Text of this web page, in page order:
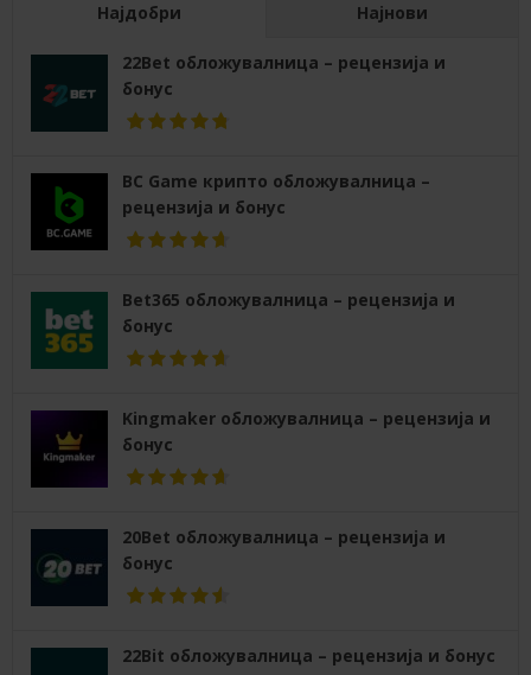
Најдобри Најнови
22Bet обложувалница – рецензија и
бонус
BC Game крипто обложувалница –
рецензија и бонус
Bet365 обложувалница – рецензија и
бонус
Kingmaker обложувалница – рецензија и
бонус
20Bet обложувалница – рецензија и
бонус
22Bit обложувалница – рецензија и бонус